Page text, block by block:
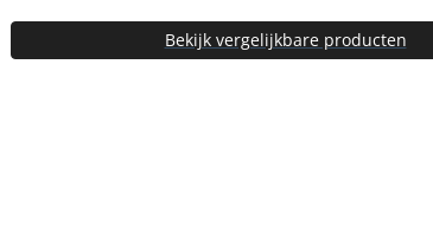
Bekijk vergelijkbare producten